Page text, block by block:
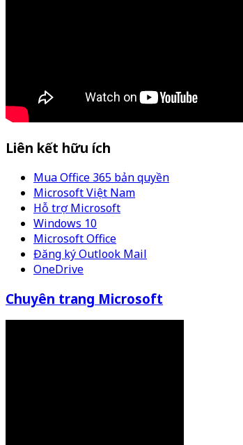
Liên kết hữu ích
Mua Office 365 bản quyền
Microsoft Việt Nam
Hỗ trợ Microsoft
Windows 10
Microsoft Office
Đăng ký Outlook Mail
OneDrive
Chuyên trang Microsoft